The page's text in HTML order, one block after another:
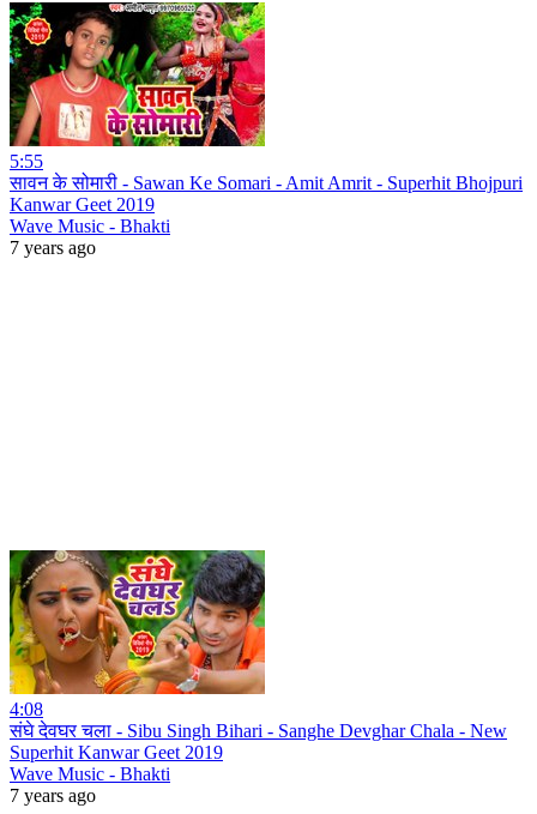
5:55
सावन के सोमारी - Sawan Ke Somari - Amit Amrit - Superhit Bhojpuri
Kanwar Geet 2019
Wave Music - Bhakti
7 years ago
4:08
संघे देवघर चला - Sibu Singh Bihari - Sanghe Devghar Chala - New
Superhit Kanwar Geet 2019
Wave Music - Bhakti
7 years ago